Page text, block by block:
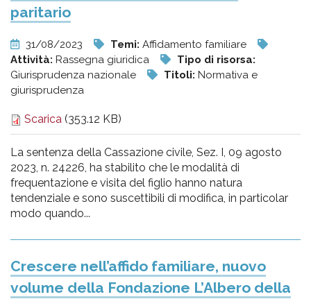
paritario
31/08/2023 Temi: Affidamento familiare
Attività: Rassegna giuridica
Tipo di risorsa:
Giurisprudenza nazionale
Titoli: Normativa e
giurisprudenza
Scarica (353.12 KB)
La sentenza della Cassazione civile, Sez. I, 09 agosto
2023, n. 24226, ha stabilito che le modalità di
frequentazione e visita del figlio hanno natura
tendenziale e sono suscettibili di modifica, in particolar
modo quando...
Crescere nell’affido familiare, nuovo
volume della Fondazione L’Albero della